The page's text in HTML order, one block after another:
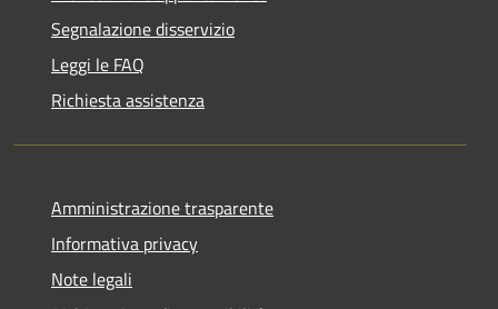
Segnalazione disservizio
Leggi le FAQ
Richiesta assistenza
Amministrazione trasparente
Informativa privacy
Note legali